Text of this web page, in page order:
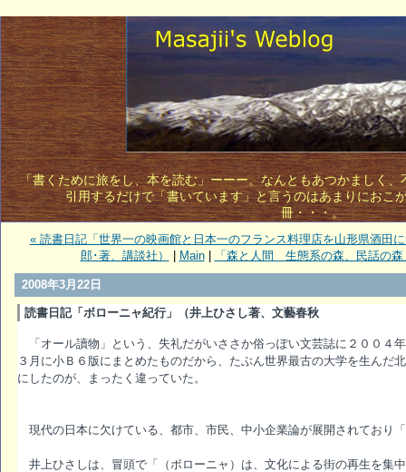
「書くために旅をし、本を読む」ーーー。なんともあつかましく
引用するだけで「書いています」と言うのはあまりにおこ
冊・・・。
« 読書日記「世界一の映画館と日本一のフランス料理店を山形県酒田
郎･著、講談社）
Main| 「森と人間 生態系の森、民話の
2008年3月22日
読書日記「ボローニャ紀行」（井上ひさし著、文藝春秋
「オール讀物」という、失礼だがいささか俗っぽい文芸誌に２００４
３月に小Ｂ６版にまとめたものだから、たぶん世界最古の大学を生んだ
にしたのが、まったく違っていた。
現代の日本に欠けている、都市、市民、中小企業論が展開されており
井上ひさしは、冒頭で「（ボローニャ）は、文化による街の再生を集